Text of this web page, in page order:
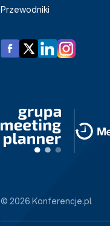
Przewodniki
© 2026 Konferencje.pl